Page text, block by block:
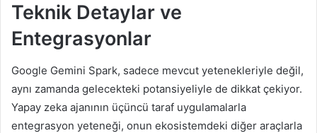
Teknik Detaylar ve
Entegrasyonlar
Google Gemini Spark, sadece mevcut yetenekleriyle değil,
aynı zamanda gelecekteki potansiyeliyle de dikkat çekiyor.
Yapay zeka ajanının üçüncü taraf uygulamalarla
entegrasyon yeteneği, onun ekosistemdeki diğer araçlarla